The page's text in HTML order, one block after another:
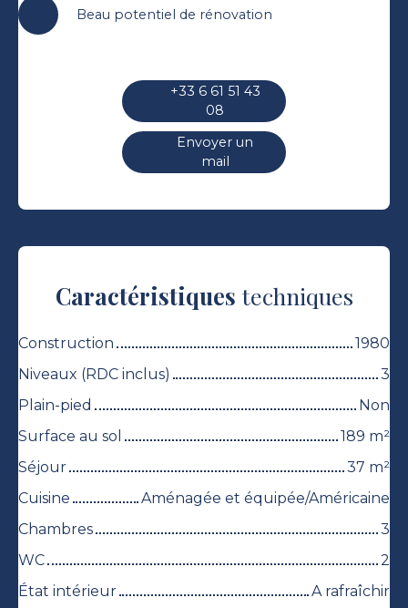
Beau potentiel de rénovation
+33 6 61 51 43
08
Envoyer un
mail
Caractéristiques techniques
Construction
1980
Niveaux (RDC inclus)
3
Plain-pied
Non
Surface au sol
189 m²
Séjour
37 m²
Cuisine
Aménagée et équipée/Américaine
Chambres
3
WC
2
État intérieur
A rafraîchir